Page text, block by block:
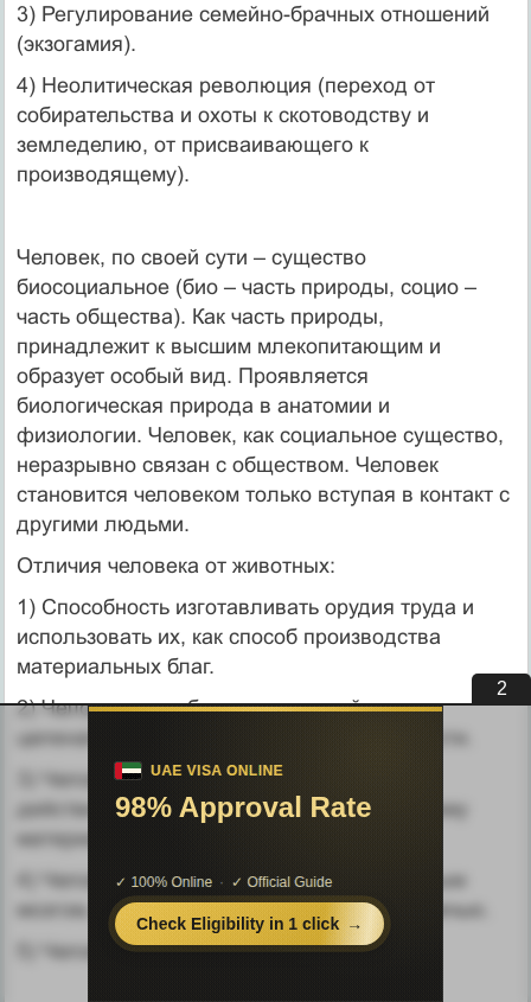
3) Регулирование семейно-брачных отношений
(экзогамия).
4) Неолитическая революция (переход от
собирательства и охоты к скотоводству и
земледелию, от присваивающего к
производящему).
Человек, по своей сути – существо
биосоциальное (био – часть природы, социо –
часть общества). Как часть природы,
принадлежит к высшим млекопитающим и
образует особый вид. Проявляется
биологическая природа в анатомии и
физиологии. Человек, как социальное существо,
неразрывно связан с обществом. Человек
становится человеком только вступая в контакт с
другими людьми.
Отличия человека от животных:
1) Способность изготавливать орудия труда и
использовать их, как способ производства
материальных благ.
2) Человек способен к социальной
целенаправленной творческой деятельности.
3) Человек преобразует окружающую
действительность, создает необходимые ему
материальные и духовные ценности.
4) Человек обладает высокоорганизованным
мозгом, мышлением и членораздельной речью.
5) Человек обладает самосознанием.
1